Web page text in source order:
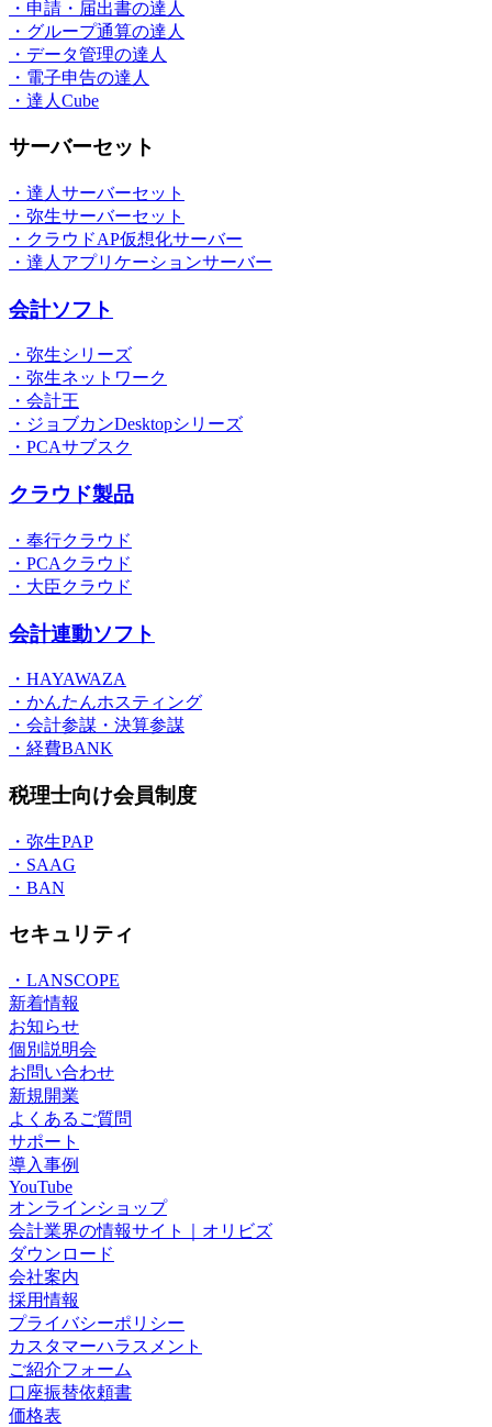
・申請・届出書の達人
・グループ通算の達人
・データ管理の達人
・電子申告の達人
・達人Cube
サーバーセット
・達人サーバーセット
・弥生サーバーセット
・クラウドAP仮想化サーバー
・達人アプリケーションサーバー
会計ソフト
・弥生シリーズ
・弥生ネットワーク
・会計王
・ジョブカンDesktopシリーズ
・PCAサブスク
クラウド製品
・奉行クラウド
・PCAクラウド
・大臣クラウド
会計連動ソフト
・HAYAWAZA
・かんたんホスティング
・会計参謀・決算参謀
・経費BANK
税理士向け会員制度
・弥生PAP
・SAAG
・BAN
セキュリティ
・LANSCOPE
新着情報
お知らせ
個別説明会
お問い合わせ
新規開業
よくあるご質問
サポート
導入事例
YouTube
オンラインショップ
会計業界の情報サイト｜オリビズ
ダウンロード
会社案内
採用情報
プライバシーポリシー
カスタマーハラスメント
ご紹介フォーム
口座振替依頼書
価格表